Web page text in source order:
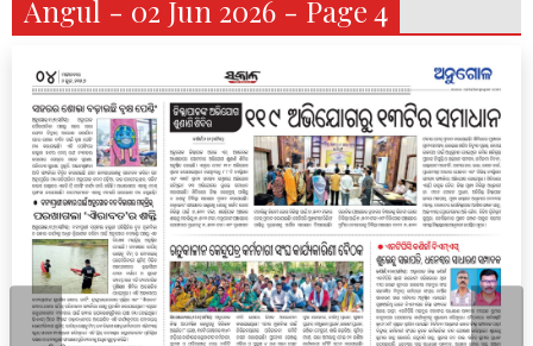
Angul - 02 Jun 2026 - Page 4